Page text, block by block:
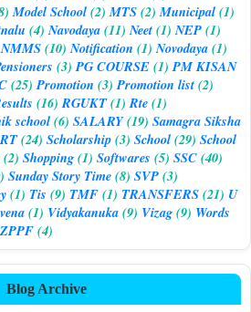
Model School(2) MTS(2) Municipal(1)
(4) Navodaya(11) Neet(1) NEP(1)
NMMS(10) Notification (1) Novodaya(1)
(3) PG COURSE(1) PM KISAN
(25) Promotion (3) Promotion list(2)
(16) RGUKT(1) Rte(1)
school(6) SALARY(19) Samagra Siksha
(24) Scholarship(3) School(29) School
(2) Shopping(1) Softwares (5) SSC(40)
Sunday Story Time(8) SVP(3)
(1) Tis (9) TMF(1) TRANSFERS(21) U
(1) Vidyakanuka(9) Vizag(9) Words
ZPPF(4)
Blog Archive